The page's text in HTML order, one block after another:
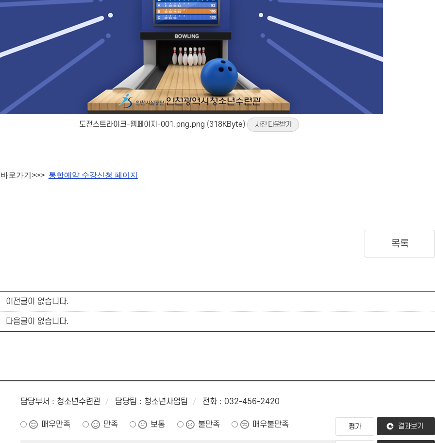
도전스트라이크-웹페이지-001.png.png (318KByte) 사진 다운받기
로가기>>> 통합예약 수강신청 페이지
목록
이전글이 없습니다.
다음글이 없습니다.
담당부서 : 청소년수련관 담당팀 : 청소년사업팀 전화 : 032-456-2420
매우만족 만족 보통 불만족 매우불만족 결과보기